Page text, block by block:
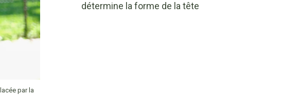
par la
détermine la forme de la tête